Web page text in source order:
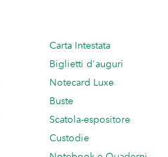
Carta Intestata
Biglietti d'auguri
Notecard Luxe
Buste
Scatola-espositore
Custodie